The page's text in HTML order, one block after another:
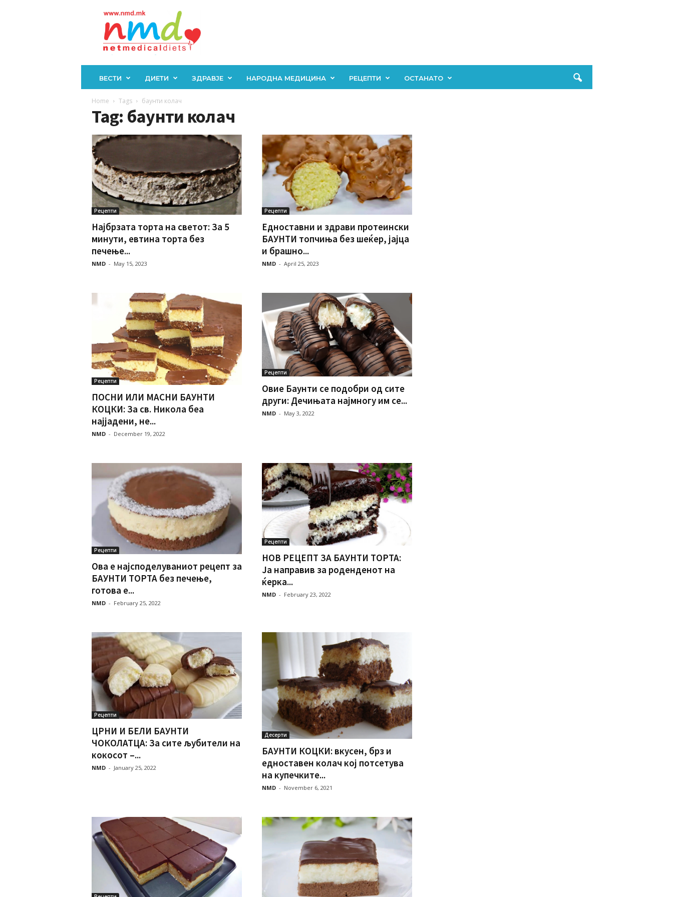
ВЕСТИ ДИЕТИ ЗДРАВЈЕ НАРОДНА МЕДИЦИНА РЕЦЕПТИ ОСТАНАТО
Home Tags баунти колач
Tag: баунти колач
Рецепти
Најбрзата торта на светот: За 5
минути, евтина торта без
печење...
NMD - May 15, 2023
Рецепти
Едноставни и здрави протеински
БАУНТИ топчиња без шеќер, јајца
и брашно...
NMD - April 25, 2023
Рецепти
ПОСНИ ИЛИ МАСНИ БАУНТИ
КОЦКИ: За св. Никола беа
најјадени, не...
NMD - December 19, 2022
Рецепти
Овие Баунти се подобри од сите
други: Дечињата најмногу им се...
NMD - May 3, 2022
Рецепти
Ова е најсподелуваниот рецепт за
БАУНТИ ТОРТА без печење,
готова е...
NMD - February 25, 2022
Рецепти
НОВ РЕЦЕПТ ЗА БАУНТИ ТОРТА:
Ја направив за роденденот на
ќерка...
NMD - February 23, 2022
Рецепти
ЦРНИ И БЕЛИ БАУНТИ
ЧОКОЛАТЦА: За сите љубители на
кокосот –...
NMD - January 25, 2022
Десерти
БАУНТИ КОЦКИ: вкусен, брз и
едноставен колач кој потсетува
на купечките...
NMD - November 6, 2021